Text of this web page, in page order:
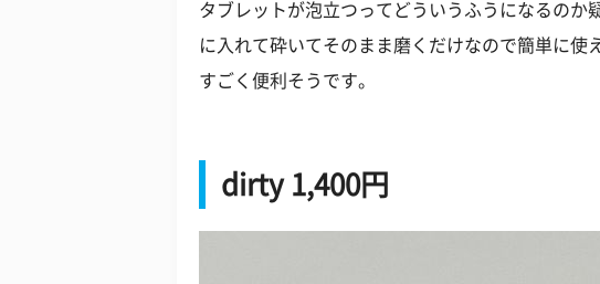
タブレットが泡立つってどういうふうになるのか
に入れて砕いてそのまま磨くだけなので簡単に使
すごく便利そうです。
dirty 1,400円